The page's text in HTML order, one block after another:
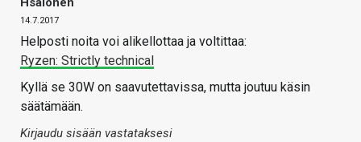
14.7.2017
Helposti noita voi alikellottaa ja voltittaa:
Ryzen: Strictly technical
Kyllä se 30W on saavutettavissa, mutta joutuu käsin
säätämään.
Kirjaudu sisään vastataksesi